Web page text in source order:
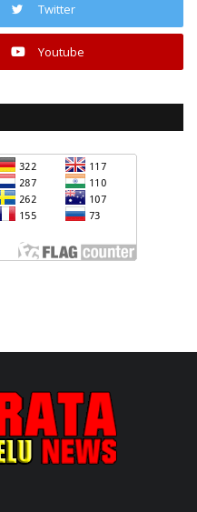
Twitter
Youtube